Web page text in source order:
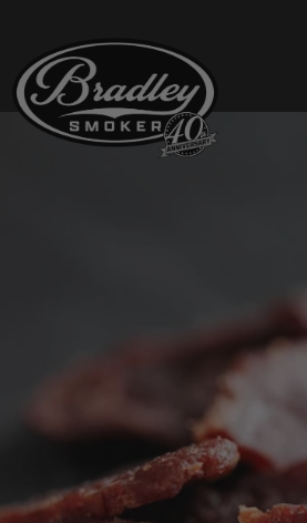
CONTENT